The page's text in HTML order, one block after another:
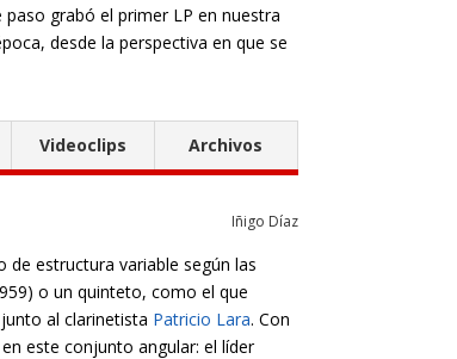
grabó el primer LP en nuestra
desde la perspectiva en que se
Videoclips Archivos
Iñigo Díaz
de estructura variable según las
o un quinteto, como el que
al clarinetista Patricio Lara. Con
este conjunto angular: el líder